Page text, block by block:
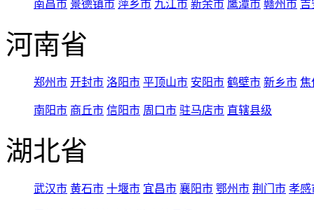
南昌市 景德镇市 萍乡市 九江市 新余市 鹰潭市 赣州市 吉
河南省
郑州市 开封市 洛阳市 平顶山市 安阳市 鹤壁市 新乡市 焦
南阳市 商丘市 信阳市 周口市 驻马店市 直辖县级
湖北省
武汉市 黄石市 十堰市 宜昌市 襄阳市 鄂州市 荆门市 孝感